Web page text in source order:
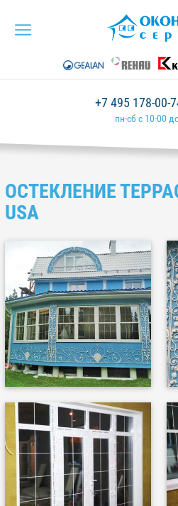
+7 495 178-00-
пн-сб с 10-00
ОСТЕКЛЕНИЕ
USA